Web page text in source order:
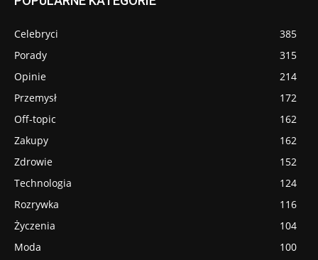
Celebryci
385
Porady
315
Opinie
214
Przemysł
172
Off-topic
162
Zakupy
162
Zdrowie
152
Technologia
124
Rozrywka
116
Życzenia
104
Moda
100